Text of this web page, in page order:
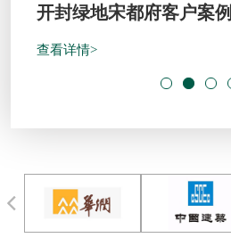
开封绿地宋都府客户案例
查看详情>